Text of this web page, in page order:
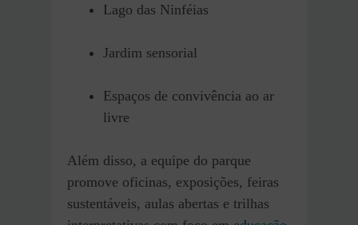
Lago das Ninféias
Jardim sensorial
Espaços de convivência ao ar
livre
Além disso, a equipe do parque
promove oficinas, exposições, feiras
sustentáveis, aulas abertas e trilhas